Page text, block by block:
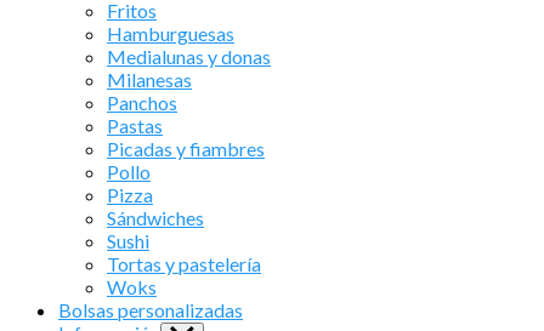
Fritos
Hamburguesas
Medialunas y donas
Milanesas
Panchos
Pastas
Picadas y fiambres
Pollo
Pizza
Sándwiches
Sushi
Tortas y pastelería
Woks
Bolsas personalizadas